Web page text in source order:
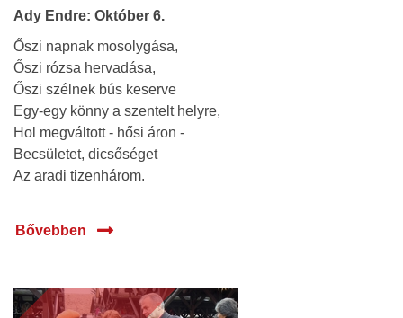
Ady Endre: Október 6.
Őszi napnak mosolygása,
Őszi rózsa hervadása,
Őszi szélnek bús keserve
Egy-egy könny a szentelt helyre,
Hol megváltott - hősi áron -
Becsületet, dicsőséget
Az aradi tizenhárom.
Bővebben